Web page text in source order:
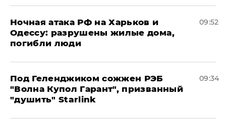
​Ночная атака РФ на Харьков и
Одессу: разрушены жилые дома,
погибли люди
09:52
Под Геленджиком сожжен РЭБ
"Волна Купол Гарант", призванный
"душить" Starlink
09:34